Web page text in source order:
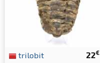
22€
trilobit